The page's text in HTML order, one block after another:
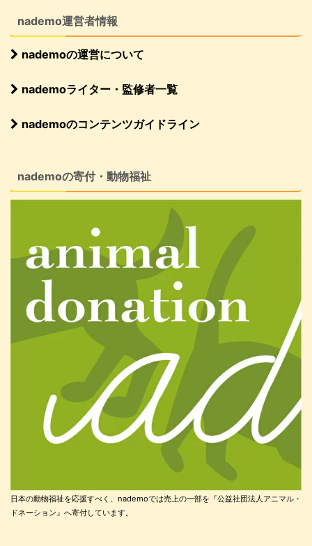
nademo運営者情報
nademoの運営について
nademoライター・監修者一覧
nademoのコンテンツガイドライン
nademoの寄付・動物福祉
日本の動物福祉を応援すべく、nademoでは売上の一部を『公益社団法人アニマル・
ドネーション』へ寄付しています。